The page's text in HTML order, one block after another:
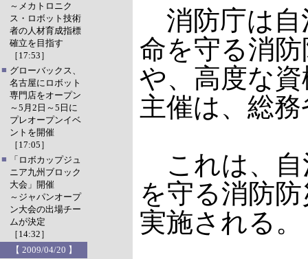
～メカトロニク
ス・ロボット技術
者の人材育成指標
確立を目指す
［17:53］
■ グローバックス、
名古屋にロボット
専門店をオープン
～5月2日～5日に
プレオープンイベ
ントを開催
［17:05］
■
「ロボカップジュ
ニア九州ブロック
大会」開催
～ジャパンオープ
ン大会の出場チー
ムが決定
［14:32］
【 2009/04/20 】
消防庁は自
命を守る消
や、高度な
主催は、総
これは、自
を守る消防
実施される。